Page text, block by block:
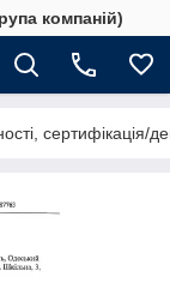
компаній)
сертифікація/